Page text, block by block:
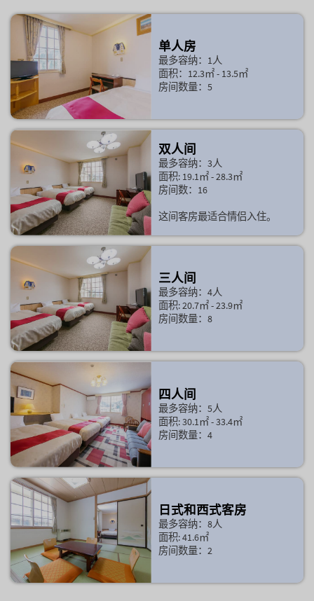
单人房
最多容纳：1人
面积：12.3㎡ - 13.5㎡
房间数量：5
双人间
最多容纳：3人
面积: 19.1㎡ - 28.3㎡
房间数：16
这间客房最适合情侣入住。
三人间
最多容纳：4人
面积: 20.7㎡ - 23.9㎡
房间数量：8
四人间
最多容纳：5人
面积: 30.1㎡ - 33.4㎡
房间数量：4
日式和西式客房
最多容纳：8人
面积: 41.6㎡
房间数量：2